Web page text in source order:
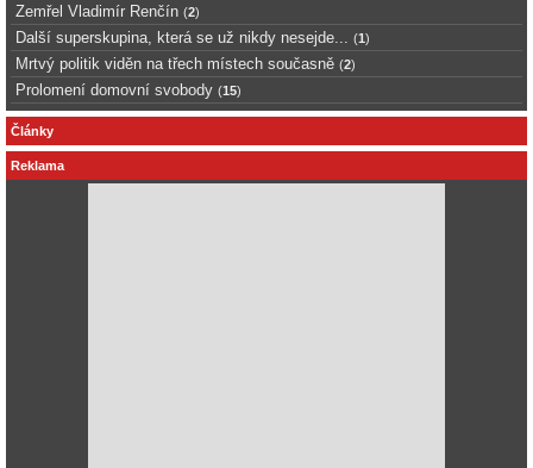
Zemřel Vladimír Renčín (2)
Další superskupina, která se už nikdy nesejde... (1)
Mrtvý politik viděn na třech místech současně (2)
Prolomení domovní svobody (15)
Články
Reklama